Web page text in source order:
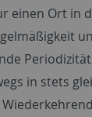
einen Ort in
in stets